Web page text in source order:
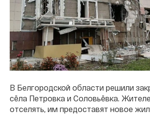
В Белгородской области решили
сёла Петровка и Соловьёвка.
отселять, им предоставят новое